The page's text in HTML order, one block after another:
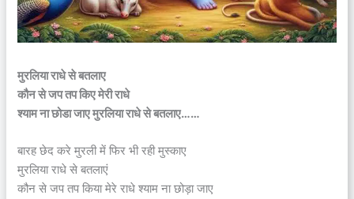
मुरलिया राधे से बतलाए
कौन से जप तप किए मेरी राधे
श्याम ना छोडा जाए मुरलिया राधे से बतलाए……
बारह छेद करे मुरली में फिर भी रही मुस्काए
मुरलिया राधे से बतलाएं
कौन से जप तप किया मेरे राधे श्याम ना छोड़ा जाए